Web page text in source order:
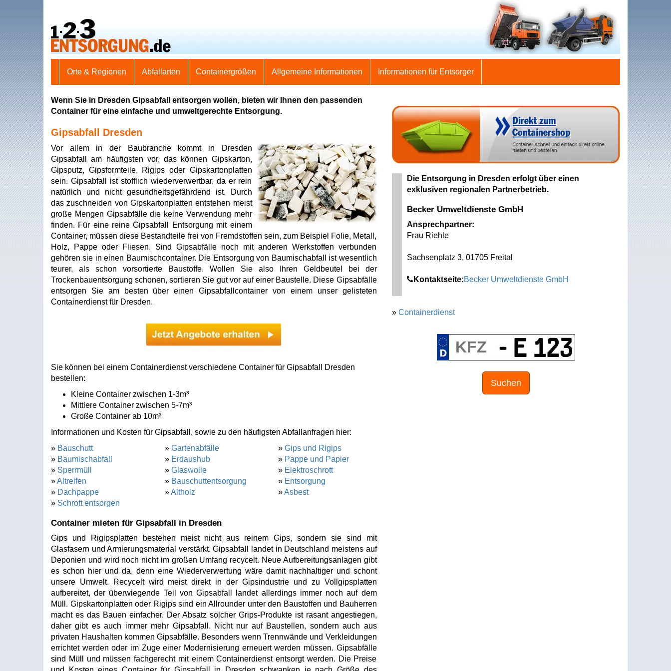
Orte & Regionen Abfallarten Containergrößen Allgemeine Informationen Informationen für Entsorger
Wenn Sie in Dresden Gipsabfall entsorgen wollen, bieten wir Ihnen den passenden
Container für eine einfache und umweltgerechte Entsorgung.
Gipsabfall Dresden
Vor allem in der Baubranche kommt in Dresden
Gipsabfall am häufigsten vor, das können Gipskarton,
Gipsputz, Gipsformteile, Rigips oder Gipskartonplatten
sein. Gipsabfall ist stofflich wiederverwertbar, da er rein
natürlich und nicht gesundheitsgefährdend ist. Durch
das zuschneiden von Gipskartonplatten entstehen meist
große Mengen Gipsabfälle die keine Verwendung mehr
finden. Für eine reine Gipsabfall Entsorgung mit einem
Container, müssen diese Bestandteile frei von Fremdstoffen sein, zum Beispiel Folie, Metall,
Holz, Pappe oder Fliesen. Sind Gipsabfälle noch mit anderen Werkstoffen verbunden
gehören sie in einen Baumischcontainer. Die Entsorgung von Baumischabfall ist wesentlich
teurer, als schon vorsortierte Baustoffe. Wollen Sie also Ihren Geldbeutel bei der
Trockenbauentsorgung schonen, sortieren Sie gut vor auf einer Baustelle. Diese Gipsabfälle
entsorgen Sie am besten über einen Gipsabfallcontainer von einem unser gelisteten
Containerdienst für Dresden.
Sie können bei einem Containerdienst verschiedene Container für Gipsabfall Dresden
bestellen:
Kleine Container zwischen 1-3m³
Mittlere Container zwischen 5-7m³
Große Container ab 10m³
Informationen und Kosten für Gipsabfall, sowie zu den häufigsten Abfallanfragen hier:
» Bauschutt
» Baumischabfall
» Sperrmüll
»Altreifen
» Dachpappe
» Schrott entsorgen
» Gartenabfälle
» Erdaushub
» Glaswolle
» Bauschuttentsorgung
»Altholz
» Gips und Rigips
» Pappe und Papier
» Elektroschrott
» Entsorgung
»Asbest
Container mieten für Gipsabfall in Dresden
Gips und Rigipsplatten bestehen meist nicht aus reinem Gips, sondern sie sind mit
Glasfasern und Armierungsmaterial verstärkt. Gipsabfall landet in Deutschland meistens auf
Deponien und wird noch nicht im großen Umfang recycelt. Neue Aufbereitungsanlagen gibt
es schon hier und da, denn eine Wiederverwertung wäre damit nachhaltiger und schont
unsere Umwelt. Recycelt wird meist direkt in der Gipsindustrie und zu Vollgipsplatten
aufbereitet, der überwiegende Teil von Gipsabfall landet allerdings immer noch auf dem
Müll. Gipskartonplatten oder Rigips sind ein Allrounder unter den Baustoffen und Bauherren
macht es das Bauen einfacher. Der Absatz solcher Grips-Produkte ist rasant angestiegen,
daher gibt es auch immer mehr Gipsabfall. Nicht nur auf Baustellen, sondern auch aus
privaten Haushalten kommen Gipsabfälle. Besonders wenn Trennwände und Verkleidungen
errichtet werden oder im Zuge einer Modernisierung erneuert werden müssen. Gipsabfälle
sind Müll und müssen fachgerecht mit einem Containerdienst entsorgt werden. Die Preise
Die Entsorgung in Dresden erfolgt über einen
exklusiven regionalen Partnerbetrieb.
Becker Umweltdienste GmbH
Ansprechpartner:
Frau Riehle
Sachsenplatz 3, 01705 Freital
Kontaktseite:Becker Umweltdienste GmbH
» Containerdienst
Suchen